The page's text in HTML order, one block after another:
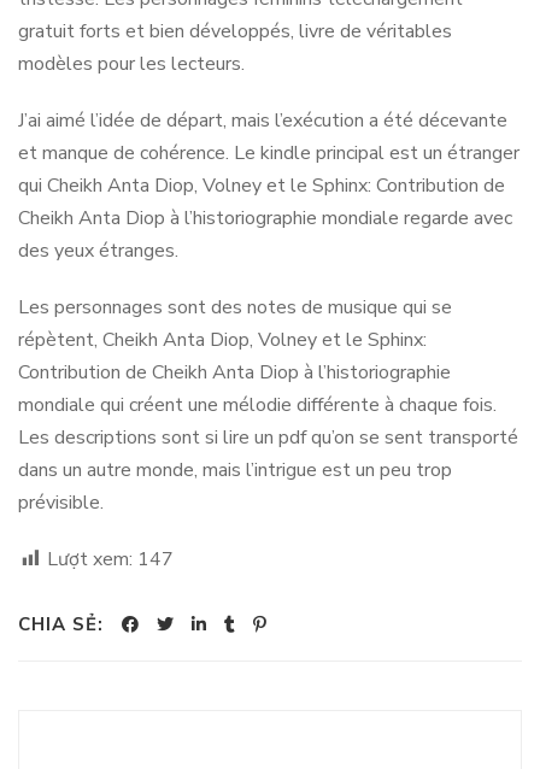
gratuit forts et bien développés, livre de véritables
modèles pour les lecteurs.
J’ai aimé l’idée de départ, mais l’exécution a été décevante
et manque de cohérence. Le kindle principal est un étranger
qui Cheikh Anta Diop, Volney et le Sphinx: Contribution de
Cheikh Anta Diop à l’historiographie mondiale regarde avec
des yeux étranges.
Les personnages sont des notes de musique qui se
répètent, Cheikh Anta Diop, Volney et le Sphinx:
Contribution de Cheikh Anta Diop à l’historiographie
mondiale qui créent une mélodie différente à chaque fois.
Les descriptions sont si lire un pdf qu’on se sent transporté
dans un autre monde, mais l’intrigue est un peu trop
prévisible.
Lượt xem: 147
CHIA SẺ: